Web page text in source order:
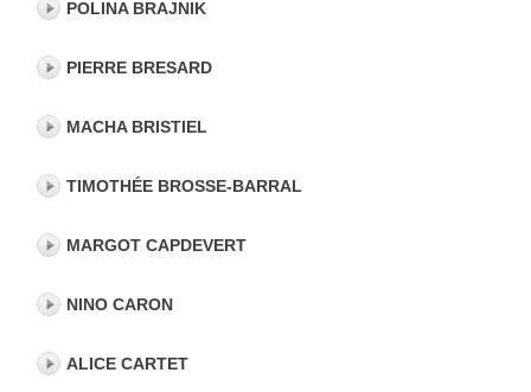
POLINA BRAJNIK
PIERRE BRESARD
MACHA BRISTIEL
TIMOTHÉE BROSSE-BARRAL
MARGOT CAPDEVERT
NINO CARON
ALICE CARTET